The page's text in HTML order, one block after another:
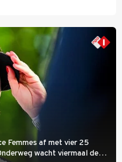
Femmes af met vier 25
wacht viermaal de